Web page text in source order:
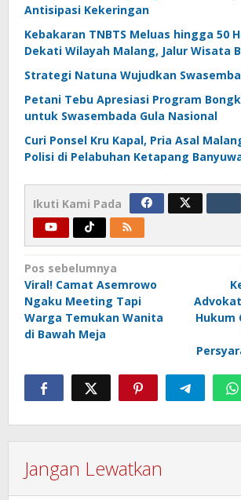
Antisipasi Kekeringan
Kebakaran TNBTS Meluas hingga 50
Dekati Wilayah Malang, Jalur Wisata
Strategi Natuna Wujudkan
Petani Tebu Apresiasi Program
untuk Swasembada Gula Nasional
Curi Ponsel Kru Kapal, Pria Asal
Polisi di Pelabuhan Ketapang
Ikuti Kami Pada
Navigasi
pos
Pos sebelumnya
Viral! Camat Asemrowo
Ngaku Meeting Tapi
Warga Temukan Wanita
di Bawah Meja
Hukum
Jangan Lewatkan